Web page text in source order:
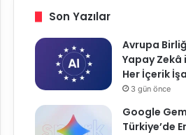
Son Yazılar
Avrupa
Yapay Zekâ
Her İçerik
3 gün önce
Google
Türkiye’de